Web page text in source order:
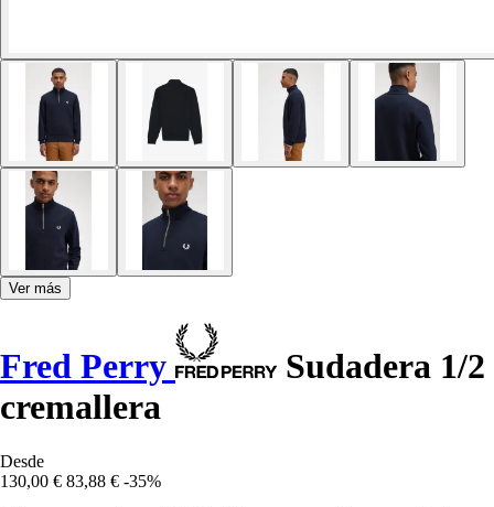
Ver más
Fred Perry
Sudadera 1/2
cremallera
Desde
130,00 € 83,88 € -35%